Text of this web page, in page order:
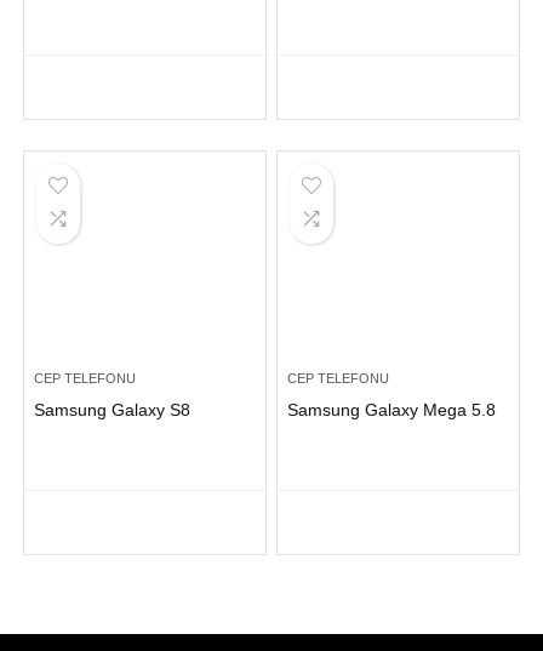
CEP TELEFONU
Samsung Galaxy S8
CEP TELEFONU
Samsung Galaxy Mega 5.8